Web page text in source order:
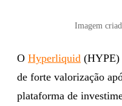
Imagem
O Hyperliquid (HYPE)
de forte valorização
plataforma de